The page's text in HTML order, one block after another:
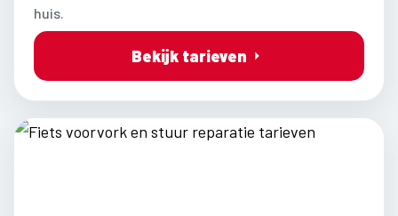
huis.
Bekijk tarieven